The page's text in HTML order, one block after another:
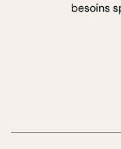
besoins